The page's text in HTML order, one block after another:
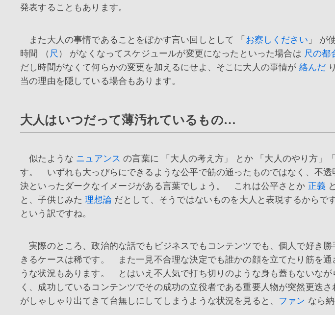
発表することもあります。
また大人の事情であることをぼかす言い回しとして 「 お察しください 」 が
時間 （ 尺 ） がなくなってスケジュールが変更になったといった場合は 尺の都
だし時間がなくて何らかの変更を加えるにせよ、そこに大人の事情が 絡んだ
当の理由を隠している場合もあります。
大人はいつだって薄汚れているもの…
似たような ニュアンス の言葉に 「大人の考え方」 とか 「大人のやり方」
す。 いずれも大っぴらにできるような公平で筋の通ったものではなく、不透
決といったダークなイメージがある言葉でしょう。 これは公平さとか 正義
と、子供じみた理想論 だとして、そうではないものを大人と表現するから
という訳ですね。
実際のところ、政治的な話でもビジネスでもコンテンツでも、個人で好き
きるケースは稀です。 また一見不合理な決定でも誰かの顔を立てたり筋を通
うな状況もあります。 とはいえ不人気で打ち切りのような身も蓋もないな
く、成功しているコンテンツでその成功の立役者である重要人物が突然更迭
がしゃしゃり出てきて台無しにしてしまうような状況を見ると、 ファン なら